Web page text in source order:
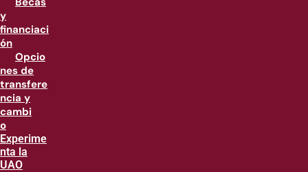
y
financiaci
ón
Opcio
nes de
transfere
ncia y
cambi
o
Experime
nta la
UAO